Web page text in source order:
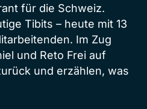
für die Schweiz.
Tibits – heute mit 13
Im Zug
und Reto Frei auf
und erzählen, was